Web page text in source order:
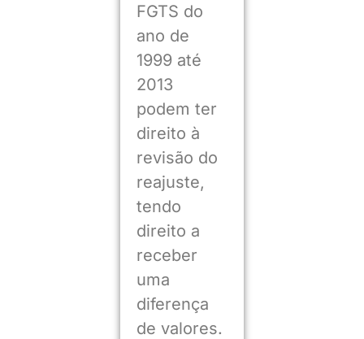
FGTS do
ano de
1999 até
2013
podem ter
direito à
revisão do
reajuste,
tendo
direito a
receber
uma
diferença
de valores.